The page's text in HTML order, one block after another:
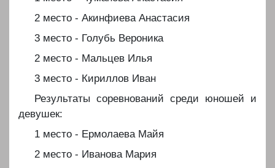
2 место - Акинфиева Анастасия
3 место - Голубь Вероника
2 место - Мальцев Илья
3 место - Кириллов Иван
Результаты соревнований среди юношей и
девушек:
1 место - Ермолаева Майя
2 место - Иванова Мария